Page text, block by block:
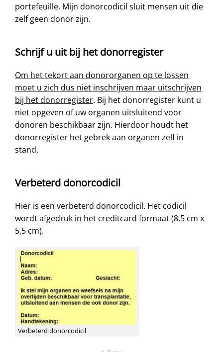
portefeuille. Mijn donorcodicil sluit mensen uit die
zelf geen donor zijn.
Schrijf u uit bij het donorregister
Om het tekort aan donororganen op te lossen
moet u zich dus niet inschrijven maar uitschrijven
bij het donorregister. Bij het donorregister kunt u
niet opgeven of uw organen uitsluitend voor
donoren beschikbaar zijn. Hierdoor houdt het
donorregister het gebrek aan organen zelf in
stand.
Verbeterd donorcodicil
Hier is een verbeterd donorcodicil. Het codicil
wordt afgedruk in het creditcard formaat (8,5 cm x
5,5 cm).
Verbeterd donorcodicil